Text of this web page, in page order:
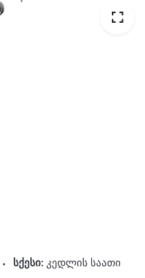
სქესი: კედლის საათი